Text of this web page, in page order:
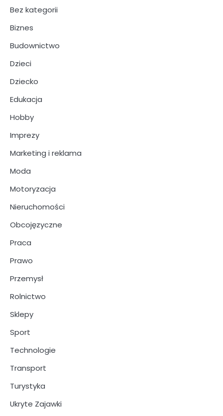
Bez kategorii
Biznes
Budownictwo
Dzieci
Dziecko
Edukacja
Hobby
Imprezy
Marketing i reklama
Moda
Motoryzacja
Nieruchomości
Obcojęzyczne
Praca
Prawo
Przemysł
Rolnictwo
Sklepy
Sport
Technologie
Transport
Turystyka
Ukryte Zajawki